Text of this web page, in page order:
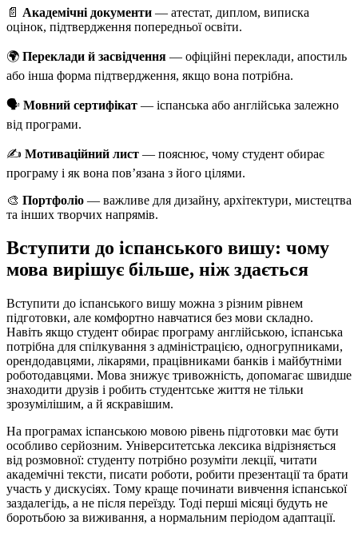
📄 Академічні документи — атестат, диплом, виписка
оцінок, підтвердження попередньої освіти.
🌍 Переклади й засвідчення — офіційні переклади, апостиль
або інша форма підтвердження, якщо вона потрібна.
🗣️ Мовний сертифікат — іспанська або англійська залежно
від програми.
✍️ Мотиваційний лист — пояснює, чому студент обирає
програму і як вона пов’язана з його цілями.
🎨 Портфоліо — важливе для дизайну, архітектури, мистецтва
та інших творчих напрямів.
Вступити до іспанського вишу: чому
мова вирішує більше, ніж здається
Вступити до іспанського вишу можна з різним рівнем
підготовки, але комфортно навчатися без мови складно.
Навіть якщо студент обирає програму англійською, іспанська
потрібна для спілкування з адміністрацією, одногрупниками,
орендодавцями, лікарями, працівниками банків і майбутніми
роботодавцями. Мова знижує тривожність, допомагає швидше
знаходити друзів і робить студентське життя не тільки
зрозумілішим, а й яскравішим.
На програмах іспанською мовою рівень підготовки має бути
особливо серйозним. Університетська лексика відрізняється
від розмовної: студенту потрібно розуміти лекції, читати
академічні тексти, писати роботи, робити презентації та брати
участь у дискусіях. Тому краще починати вивчення іспанської
заздалегідь, а не після переїзду. Тоді перші місяці будуть не
боротьбою за виживання, а нормальним періодом адаптації.